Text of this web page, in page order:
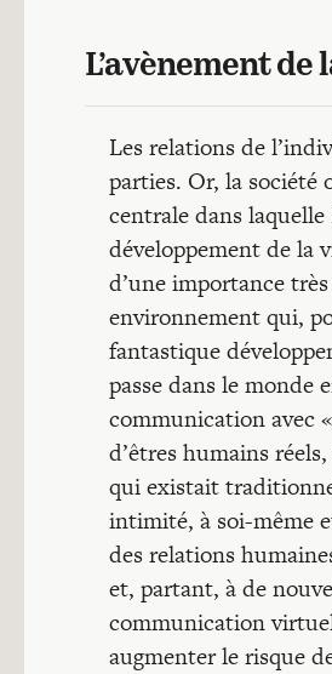
L’avènement
Les relations de
parties. Or, la société
centrale dans
développement de la
d’une importance
environnement qui,
fantastique
passe dans le monde
communication avec
d’êtres humains
qui existait
intimité, à soi-même
des relations
et, partant, à de
communication
augmenter le risque